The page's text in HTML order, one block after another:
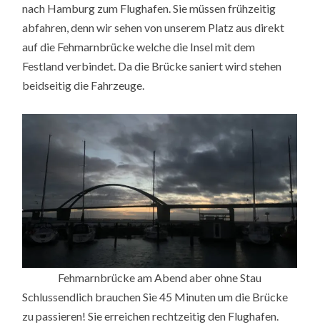
nach Hamburg zum Flughafen. Sie müssen frühzeitig
abfahren, denn wir sehen von unserem Platz aus direkt
auf die Fehmarnbrücke welche die Insel mit dem
Festland verbindet. Da die Brücke saniert wird stehen
beidseitig die Fahrzeuge.
Fehmarnbrücke am Abend aber ohne Stau
Schlussendlich brauchen Sie 45 Minuten um die Brücke
zu passieren! Sie erreichen rechtzeitig den Flughafen.